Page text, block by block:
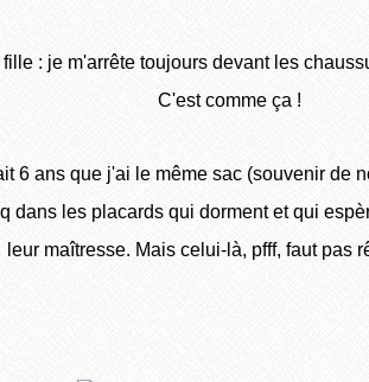
: je m'arrête toujours devant les
C'est comme ça !
6 ans que j'ai le même sac (souvenir de
dans les placards qui dorment et qui
leur maîtresse. Mais celui-là, pfff, faut pas